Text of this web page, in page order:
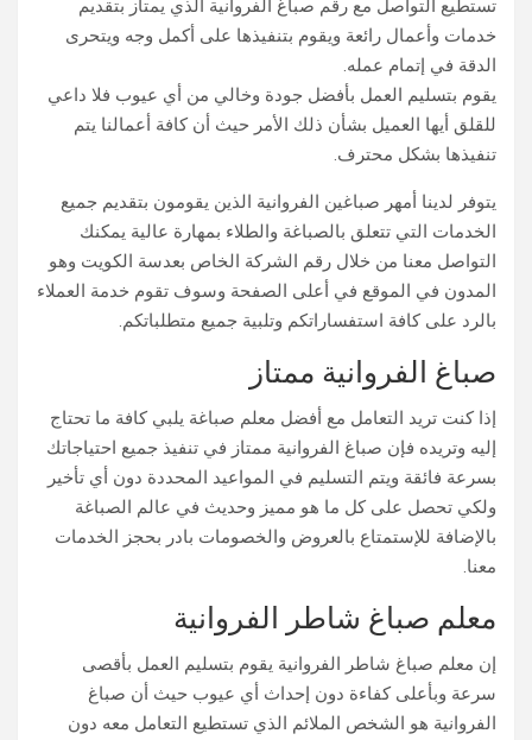
تستطيع التواصل مع رقم صباغ الفروانية الذي يمتاز بتقديم
خدمات وأعمال رائعة ويقوم بتنفيذها على أكمل وجه ويتحرى
الدقة في إتمام عمله.
يقوم بتسليم العمل بأفضل جودة وخالي من أي عيوب فلا داعي
للقلق أيها العميل بشأن ذلك الأمر حيث أن كافة أعمالنا يتم
تنفيذها بشكل محترف.
يتوفر لدينا أمهر صباغين الفروانية الذين يقومون بتقديم جميع
الخدمات التي تتعلق بالصباغة والطلاء بمهارة عالية يمكنك
التواصل معنا من خلال رقم الشركة الخاص بعدسة الكويت وهو
المدون في الموقع في أعلى الصفحة وسوف تقوم خدمة العملاء
بالرد على كافة استفساراتكم وتلبية جميع متطلباتكم.
صباغ الفروانية ممتاز
إذا كنت تريد التعامل مع أفضل معلم صباغة يلبي كافة ما تحتاج
إليه وتريده فإن صباغ الفروانية ممتاز في تنفيذ جميع احتياجاتك
بسرعة فائقة ويتم التسليم في المواعيد المحددة دون أي تأخير
ولكي تحصل على كل ما هو مميز وحديث في عالم الصباغة
بالإضافة للإستمتاع بالعروض والخصومات بادر بحجز الخدمات
معنا.
معلم صباغ شاطر الفروانية
إن معلم صباغ شاطر الفروانية يقوم بتسليم العمل بأقصى
سرعة وبأعلى كفاءة دون إحداث أي عيوب حيث أن صباغ
الفروانية هو الشخص الملائم الذي تستطيع التعامل معه دون